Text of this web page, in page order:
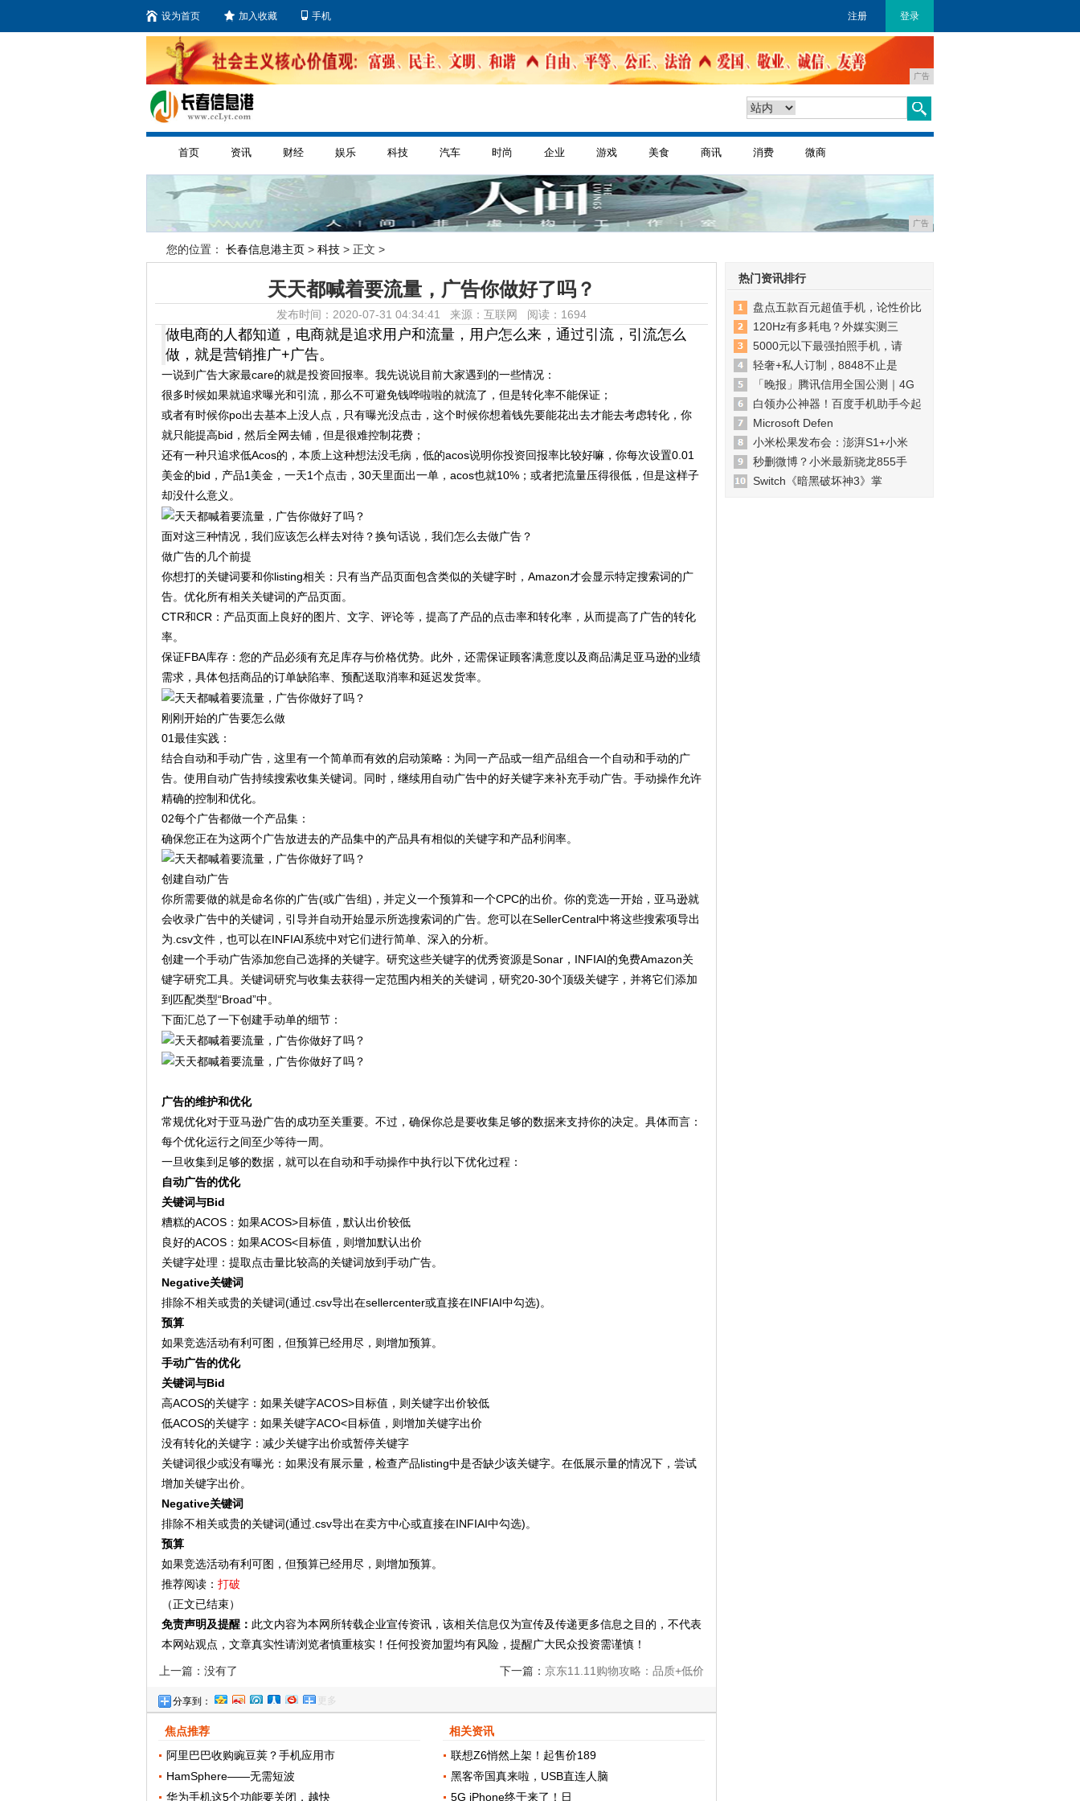
设为首页 加入收藏 手机 注册 登录
广告
首页 资讯 财经 娱乐 科技 汽车 时尚 企业 游戏 美食 商讯 消费 微商
广告
您的位置： 长春信息港主页 > 科技 > 正文 >
天天都喊着要流量，广告你做好了吗？
发布时间：2020-07-31 04:34:41 来源：互联网 阅读：1694
做电商的人都知道，电商就是追求用户和流量，用户怎么来，通过引流，引流怎么
做，就是营销推广+广告。
一说到广告大家最care的就是投资回报率。我先说说目前大家遇到的一些情况：
很多时候如果就追求曝光和引流，那么不可避免钱哗啦啦的就流了，但是转化率不能保证；
或者有时候你po出去基本上没人点，只有曝光没点击，这个时候你想着钱先要能花出去才能去考虑转化，你
就只能提高bid，然后全网去铺，但是很难控制花费；
还有一种只追求低Acos的，本质上这种想法没毛病，低的acos说明你投资回报率比较好嘛，你每次设置0.01
美金的bid，产品1美金，一天1个点击，30天里面出一单，acos也就10%；或者把流量压得很低，但是这样子
却没什么意义。
面对这三种情况，我们应该怎么样去对待？换句话说，我们怎么去做广告？
做广告的几个前提
你想打的关键词要和你listing相关：只有当产品页面包含类似的关键字时，Amazon才会显示特定搜索词的广
告。优化所有相关关键词的产品页面。
CTR和CR：产品页面上良好的图片、文字、评论等，提高了产品的点击率和转化率，从而提高了广告的转化
率。
保证FBA库存：您的产品必须有充足库存与价格优势。此外，还需保证顾客满意度以及商品满足亚马逊的业绩
需求，具体包括商品的订单缺陷率、预配送取消率和延迟发货率。
刚刚开始的广告要怎么做
01最佳实践：
结合自动和手动广告，这里有一个简单而有效的启动策略：为同一产品或一组产品组合一个自动和手动的广
告。使用自动广告持续搜索收集关键词。同时，继续用自动广告中的好关键字来补充手动广告。手动操作允许
精确的控制和优化。
02每个广告都做一个产品集：
确保您正在为这两个广告放进去的产品集中的产品具有相似的关键字和产品利润率。
创建自动广告
你所需要做的就是命名你的广告(或广告组)，并定义一个预算和一个CPC的出价。你的竞选一开始，亚马逊就
会收录广告中的关键词，引导并自动开始显示所选搜索词的广告。您可以在SellerCentral中将这些搜索项导出
为.csv文件，也可以在INFIAI系统中对它们进行简单、深入的分析。
创建一个手动广告添加您自己选择的关键字。研究这些关键字的优秀资源是Sonar，INFIAI的免费Amazon关
键字研究工具。关键词研究与收集去获得一定范围内相关的关键词，研究20-30个顶级关键字，并将它们添加
到匹配类型“Broad”中。
下面汇总了一下创建手动单的细节：
广告的维护和优化
常规优化对于亚马逊广告的成功至关重要。不过，确保你总是要收集足够的数据来支持你的决定。具体而言：
每个优化运行之间至少等待一周。
一旦收集到足够的数据，就可以在自动和手动操作中执行以下优化过程：
自动广告的优化
关键词与Bid
糟糕的ACOS：如果ACOS>目标值，默认出价较低
良好的ACOS：如果ACOS<目标值，则增加默认出价
关键字处理：提取点击量比较高的关键词放到手动广告。
Negative关键词
排除不相关或贵的关键词(通过.csv导出在sellercenter或直接在INFIAI中勾选)。
预算
如果竞选活动有利可图，但预算已经用尽，则增加预算。
手动广告的优化
关键词与Bid
高ACOS的关键字：如果关键字ACOS>目标值，则关键字出价较低
低ACOS的关键字：如果关键字ACO<目标值，则增加关键字出价
没有转化的关键字：减少关键字出价或暂停关键字
关键词很少或没有曝光：如果没有展示量，检查产品listing中是否缺少该关键字。在低展示量的情况下，尝试
增加关键字出价。
Negative关键词
排除不相关或贵的关键词(通过.csv导出在卖方中心或直接在INFIAI中勾选)。
预算
如果竞选活动有利可图，但预算已经用尽，则增加预算。
推荐阅读： 打破
（正文已结束）
免责声明及提醒： 此文内容为本网所转载企业宣传资讯，该相关信息仅为宣传及传递更多信息之目的，不代表
本网站观点，文章真实性请浏览者慎重核实！任何投资加盟均有风险，提醒广大民众投资需谨慎！
上一篇：没有了 下一篇： 京东11.11购物攻略：品质+低价
分享到： 更多
焦点推荐
阿里巴巴收购豌豆荚？手机应用市
HamSphere——无需短波
华为手机这5个功能要关闭，越快
相关资讯
联想Z6悄然上架！起售价189
黑客帝国真来啦，USB直连人脑
5G iPhone终于来了！日
热门资讯排行
盘点五款百元超值手机，论性价比
120Hz有多耗电？外媒实测三
5000元以下最强拍照手机，请
轻奢+私人订制，8848不止是
「晚报」腾讯信用全国公测｜4G
白领办公神器！百度手机助手今起
Microsoft Defen
小米松果发布会：澎湃S1+小米
秒删微博？小米最新骁龙855手
Switch《暗黑破坏神3》掌